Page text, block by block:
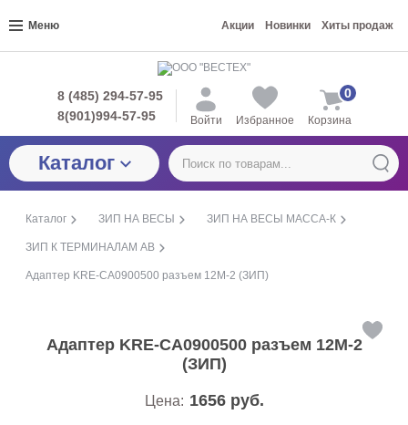
Меню Акции Новинки Хиты продаж
8 (485) 294-57-95
8(901)994-57-95
Войти Избранное Корзина
0
Каталог
Каталог ЗИП НА ВЕСЫ ЗИП НА ВЕСЫ МАССА-К
ЗИП К ТЕРМИНАЛАМ АВ
Адаптер KRE-CA0900500 разъем 12М-2 (ЗИП)
Адаптер KRE-CA0900500 разъем 12М-2
(ЗИП)
Цена: 1656 руб.